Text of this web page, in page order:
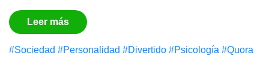
Leer más
#Sociedad #Personalidad #Divertido #Psicología #Quora